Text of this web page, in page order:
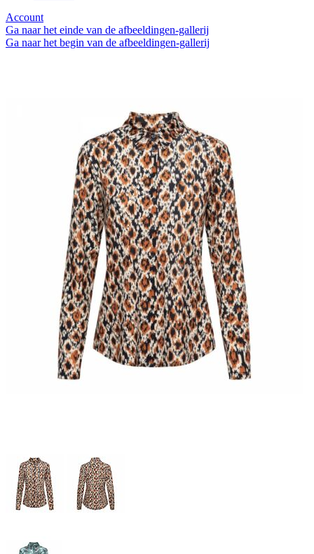
Account
Ga naar het einde van de afbeeldingen-gallerij
Ga naar het begin van de afbeeldingen-gallerij